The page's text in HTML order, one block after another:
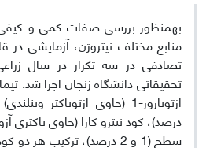
به­منظور بررسی صفات کمی و کیفی
منابع مختلف نیتروژن، آزمایشی
تحقیقاتی دانشگاه زنجان اجرا شد.
درصد)، کود نیترو کارا (حاوی باکتری